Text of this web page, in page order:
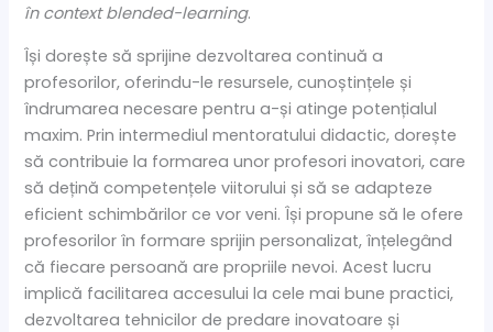
în context blended-learning.
Își dorește să sprijine dezvoltarea continuă a
profesorilor, oferindu-le resursele, cunoștințele și
îndrumarea necesare pentru a-și atinge potențialul
maxim. Prin intermediul mentoratului didactic, dorește
să contribuie la formarea unor profesori inovatori, care
să dețină competențele viitorului și să se adapteze
eficient schimbărilor ce vor veni. Își propune să le ofere
profesorilor în formare sprijin personalizat, înțelegând
că fiecare persoană are propriile nevoi. Acest lucru
implică facilitarea accesului la cele mai bune practici,
dezvoltarea tehnicilor de predare inovatoare și